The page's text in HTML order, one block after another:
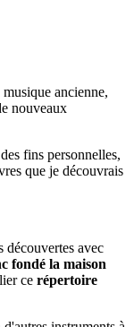
ancienne,
nouveaux
fins personnelles,
que je découvrais
découvertes avec
fondé la maison
ce répertoire